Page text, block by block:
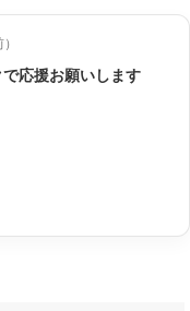
応援お願いします